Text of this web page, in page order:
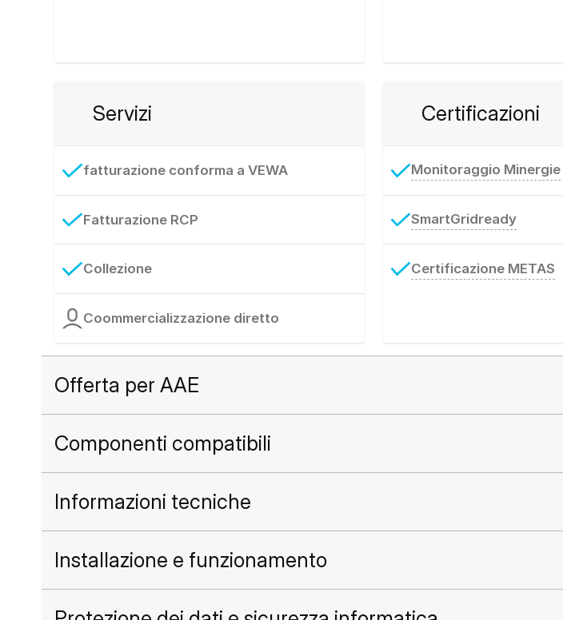
Servizi
fatturazione conforma a VEWA
Fatturazione RCP
Collezione
Coommercializzazione diretto
Certificazioni
Monitoraggio Minergie
SmartGridready
Certificazione METAS
Offerta per AAE
Componenti compatibili
Informazioni tecniche
Installazione e funzionamento